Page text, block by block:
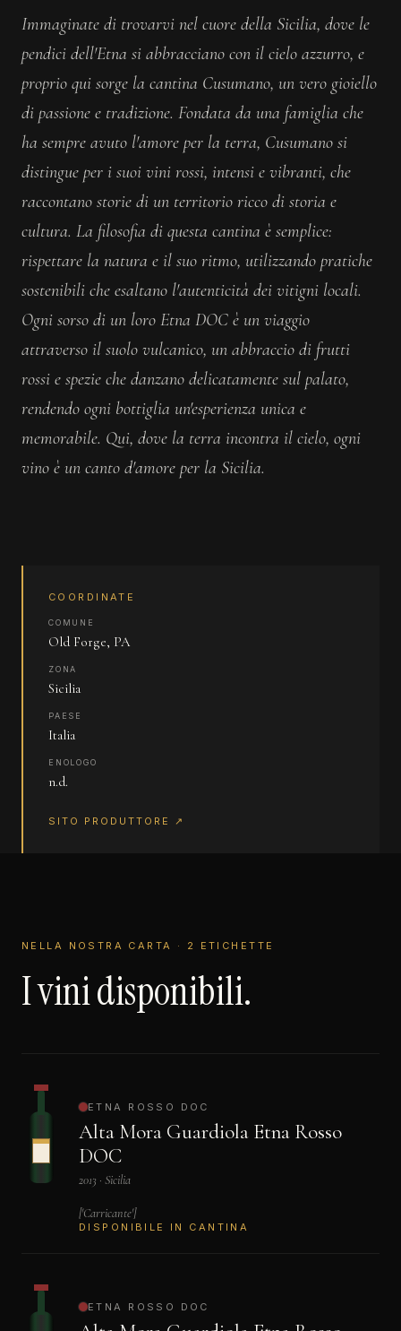
Immaginate di trovarvi nel cuore della Sicilia, dove le
pendici dell'Etna si abbracciano con il cielo azzurro, e
proprio qui sorge la cantina Cusumano, un vero gioiello
di passione e tradizione. Fondata da una famiglia che
ha sempre avuto l'amore per la terra, Cusumano si
distingue per i suoi vini rossi, intensi e vibranti, che
raccontano storie di un territorio ricco di storia e
cultura. La filosofia di questa cantina è semplice:
rispettare la natura e il suo ritmo, utilizzando pratiche
sostenibili che esaltano l'autenticità dei vitigni locali.
Ogni sorso di un loro Etna DOC è un viaggio
attraverso il suolo vulcanico, un abbraccio di frutti
rossi e spezie che danzano delicatamente sul palato,
rendendo ogni bottiglia un'esperienza unica e
memorabile. Qui, dove la terra incontra il cielo, ogni
vino è un canto d'amore per la Sicilia.
COORDINATE
COMUNE
Old Forge, PA
ZONA
Sicilia
PAESE
Italia
ENOLOGO
n.d.
SITO PRODUTTORE ↗
NELLA NOSTRA CARTA · 2 ETICHETTE
I vini disponibili.
ETNA ROSSO DOC
Alta Mora Guardiola Etna Rosso
DOC
2013 · Sicilia
['Carricante']
DISPONIBILE IN CANTINA
ETNA ROSSO DOC